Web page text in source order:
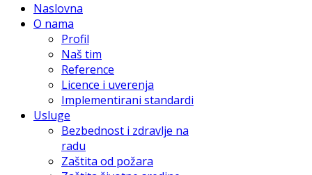
Naslovna
O nama
Profil
Naš tim
Reference
Licence i uverenja
Implementirani standardi
Usluge
Bezbednost i zdravlje na
radu
Zaštita od požara